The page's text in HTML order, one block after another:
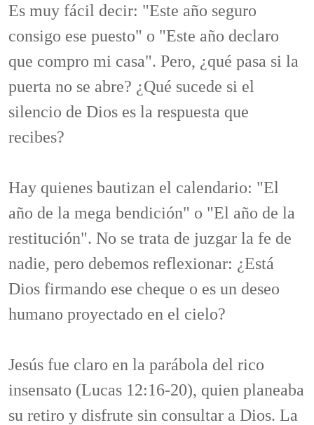
Es muy fácil decir: "Este año seguro
consigo ese puesto" o "Este año declaro
que compro mi casa". Pero, ¿qué pasa si la
puerta no se abre? ¿Qué sucede si el
silencio de Dios es la respuesta que
recibes?
Hay quienes bautizan el calendario: "El
año de la mega bendición" o "El año de la
restitución". No se trata de juzgar la fe de
nadie, pero debemos reflexionar: ¿Está
Dios firmando ese cheque o es un deseo
humano proyectado en el cielo?
Jesús fue claro en la parábola del rico
insensato (Lucas 12:16-20), quien planeaba
su retiro y disfrute sin consultar a Dios. La